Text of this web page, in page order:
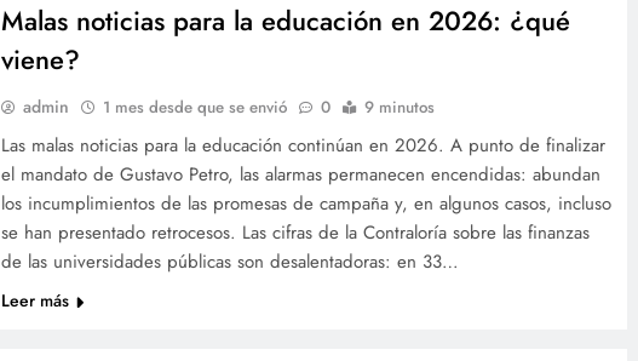
Malas noticias para la educación en 2026: ¿qué
viene?
admin 1 mes desde que se envió 0 9 minutos
Las malas noticias para la educación continúan en 2026. A punto de finalizar
el mandato de Gustavo Petro, las alarmas permanecen encendidas: abundan
los incumplimientos de las promesas de campaña y, en algunos casos, incluso
se han presentado retrocesos. Las cifras de la Contraloría sobre las finanzas
de las universidades públicas son desalentadoras: en 33…
Leer más